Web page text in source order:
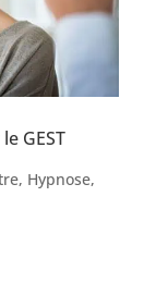
GEST
, Hypnose,